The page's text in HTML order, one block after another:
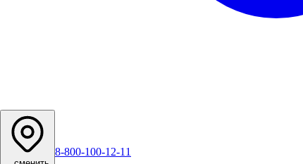
8-800-100-12-11